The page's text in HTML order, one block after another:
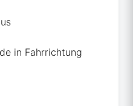
in Fahrrichtung